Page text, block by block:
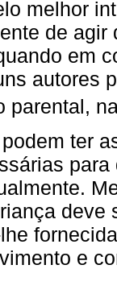
melhor
de
em
autores
parental,
ter
deve
e